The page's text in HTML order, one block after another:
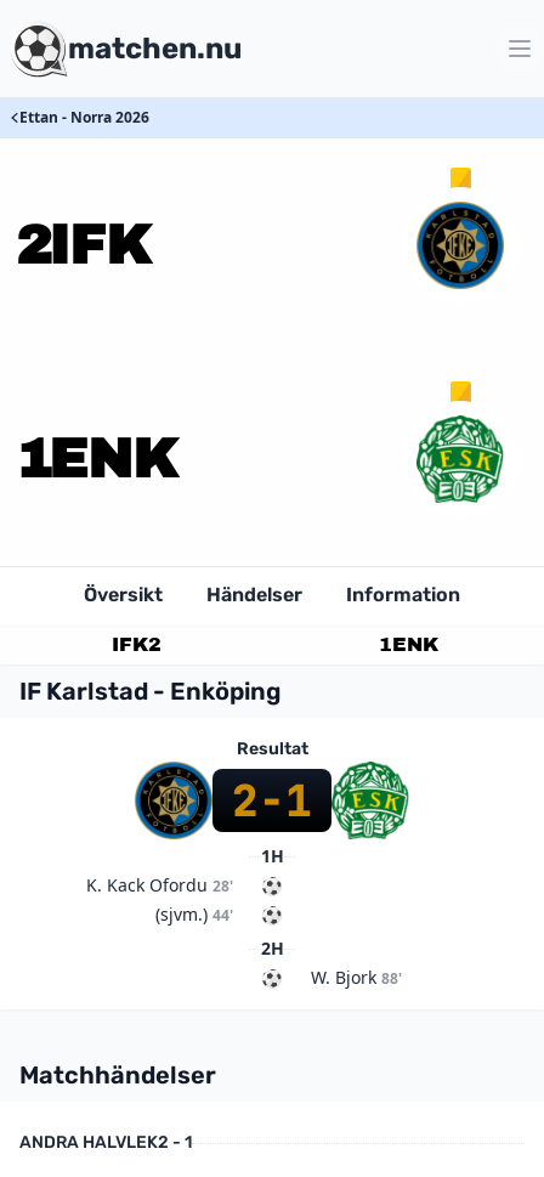
matchen.nu
Ettan - Norra 2026
2IFK
1ENK
Översikt Händelser Information
IFK2 1ENK
IF Karlstad - Enköping
Resultat
2-1
1H
K. Kack Ofordu 28'
(sjvm.) 44'
2H
W. Bjork 88'
Matchhändelser
ANDRA HALVLEK2 - 1